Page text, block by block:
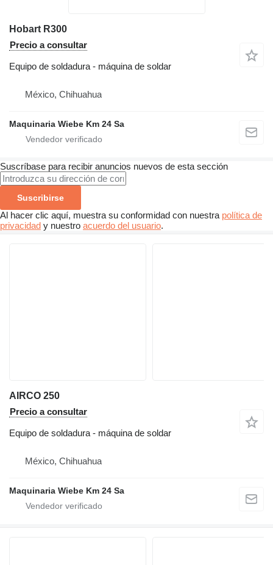
Hobart R300
Precio a consultar
Equipo de soldadura - máquina de soldar
México, Chihuahua
Maquinaria Wiebe Km 24 Sa
Suscríbase para recibir anuncios nuevos de esta sección
Suscribirse
Al hacer clic aquí, muestra su conformidad con nuestra política de
privacidad y nuestro acuerdo del usuario.
AIRCO 250
Precio a consultar
Equipo de soldadura - máquina de soldar
México, Chihuahua
Maquinaria Wiebe Km 24 Sa